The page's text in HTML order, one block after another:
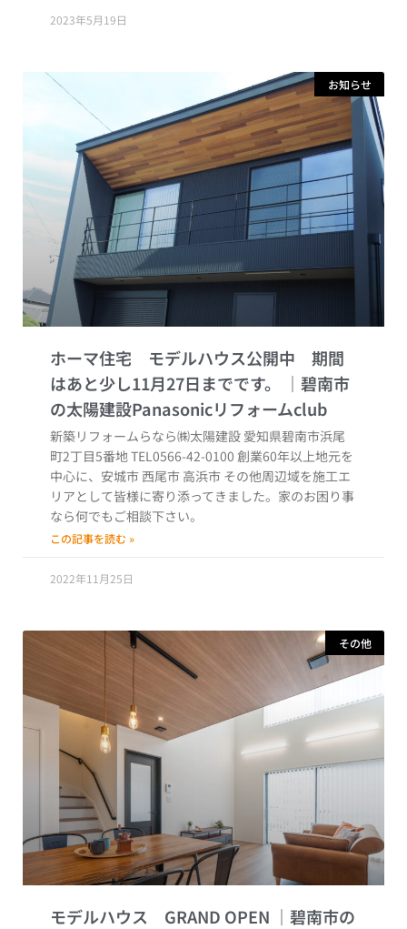
2023年5月19日
お知らせ
ホーマ住宅 モデルハウス公開中 期間
はあと少し11月27日までです。
新築リフォームらなら㈱太陽建設 愛知県碧南市浜尾
町2丁目5番地 TEL0566-42-0100 創業60年以上地元を
中心に、安城市 西尾市 高浜市 その他周辺域を施工エ
リアとして皆様に寄り添ってきました。家のお困り事
なら何でもご相談下さい。
この記事を読む »
2022年11月25日
その他
モデルハウス GRAND OPEN